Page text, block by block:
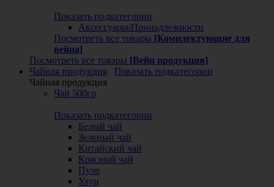
Показать подкатегории
Аксессуары/Принадлежности
Посмотреть все товары [Комплектующие для
вейпа]
Посмотреть все товары [Вейп продукция]
Чайная продукция
Показать подкатегории
Чайная продукция
Чай 500гр
Показать подкатегории
Белый чай
Зеленый чай
Китайский чай
Красный чай
Пуэр
Улун